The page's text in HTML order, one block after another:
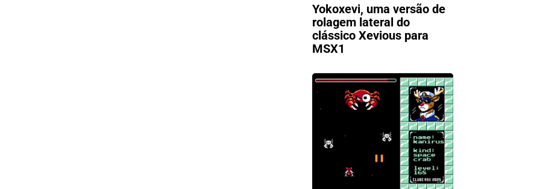
Yokoxevi, uma versão de
rolagem lateral do
clássico Xevious para
MSX1